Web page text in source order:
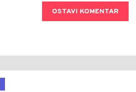
OSTAVI KOMENTAR